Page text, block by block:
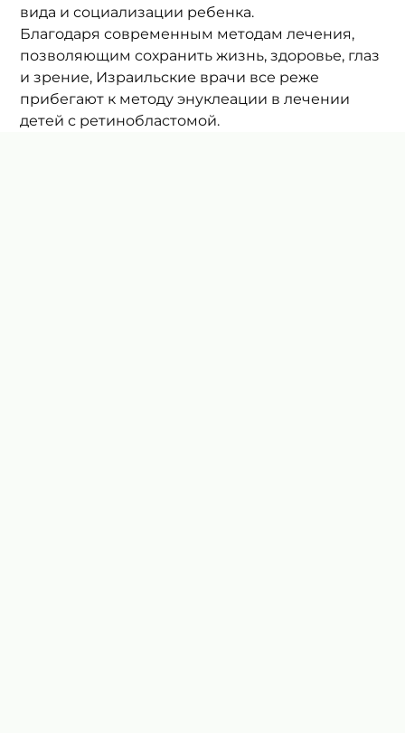
вида и социализации ребенка.
Благодаря современным методам лечения,
позволяющим сохранить жизнь, здоровье, глаз
и зрение, Израильские врачи все реже
прибегают к методу энуклеации в лечении
детей с ретинобластомой.